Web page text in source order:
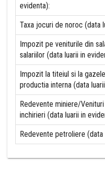
evidenta):
Taxa jocuri de noroc (data
Impozit pe veniturile din
salariilor (data luarii in
Impozit la titeiul si la
productia interna (data
Redevente miniere/
inchirieri (data luarii in
Redevente petroliere (data